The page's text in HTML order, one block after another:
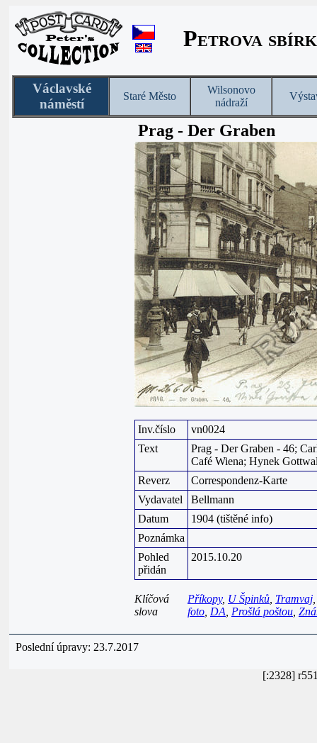
Petrova
Václavské
náměstí
Staré Město
Wilsonovo
nádraží
Prag - Der Graben
Inv.číslo
vn0024
Text
Prag - Der Graben - 46;
Café Wiena; Hynek
Reverz
Correspondenz-Karte
Vydavatel
Bellmann
Datum
1904 (tištěné info)
Poznámka
Pohled
přidán
2015.10.20
Klíčová
slova
Příkopy, U Špinků Tramvaj
foto DA Prošlá poštou
Poslední úpravy: 23.7.2017
[:2328]